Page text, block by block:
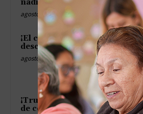
nadie quiere abrir!
agosto 5, 2026
¡El circo diplomático se
descontrola!
agosto 5, 2026
¡Trump manda su escuadrón
de controladores a la